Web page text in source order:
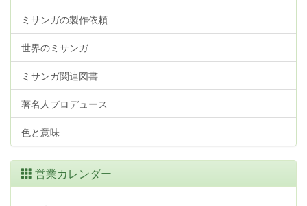
ミサンガの製作依頼
世界のミサンガ
ミサンガ関連図書
著名人プロデュース
色と意味
営業カレンダー